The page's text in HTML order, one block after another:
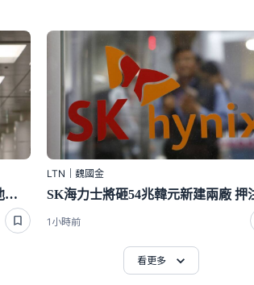
43歲存760萬辭職爽過半退休生活 他吐真心話揭「真正考驗」
LTN｜魏國金
1小時前
看更多